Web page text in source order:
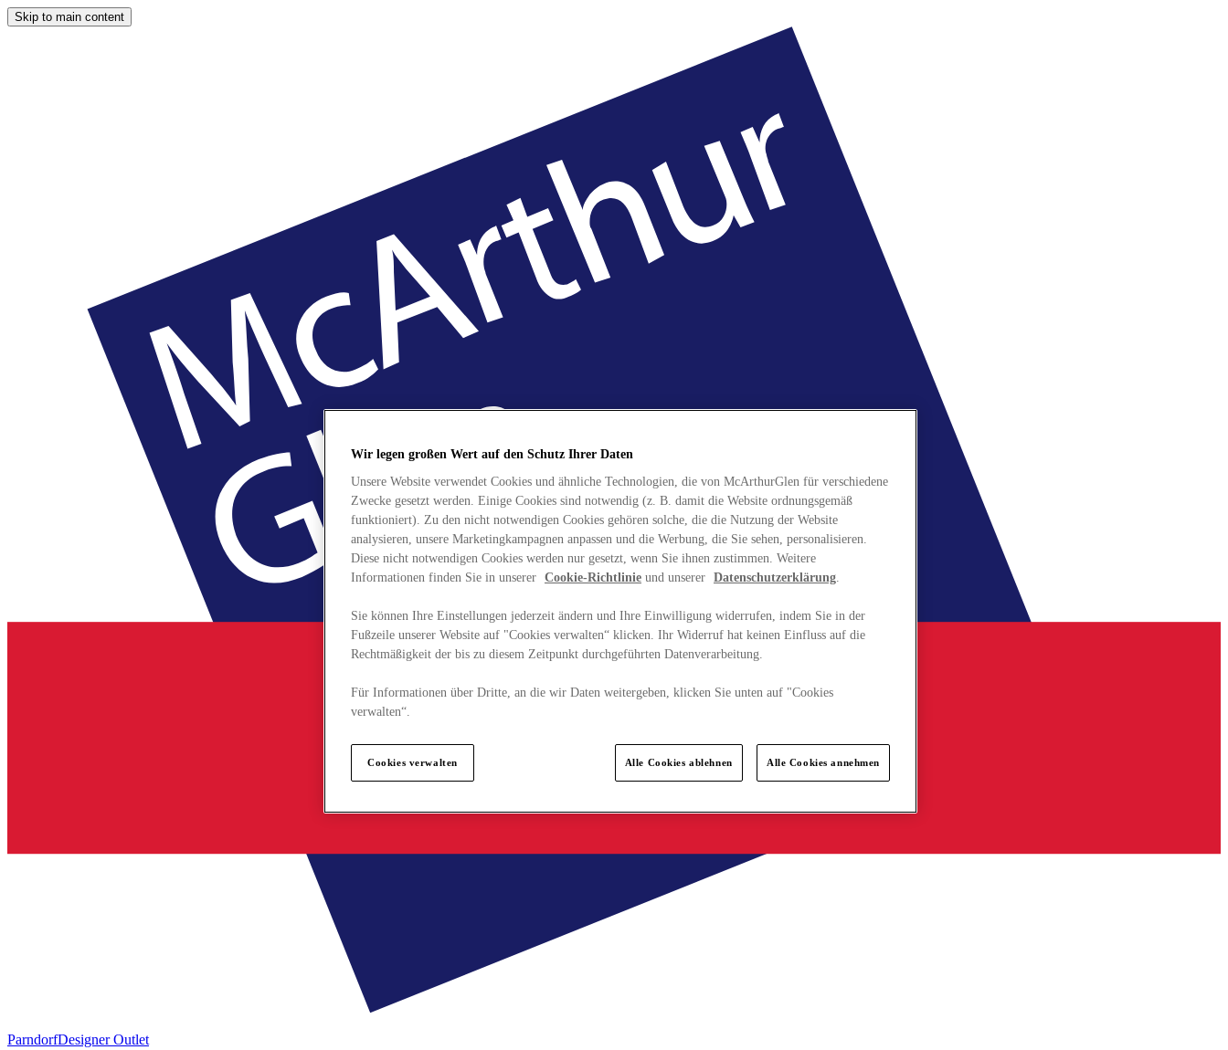
Skip to main content
ParndorfDesigner Outlet
Wir legen großen Wert auf den Schutz Ihrer Daten
Unsere Website verwendet Cookies und ähnliche Technologien, die von McArthurGlen für verschiedene
Zwecke gesetzt werden. Einige Cookies sind notwendig (z. B. damit die Website ordnungsgemäß
funktioniert). Zu den nicht notwendigen Cookies gehören solche, die die Nutzung der Website
analysieren, unsere Marketingkampagnen anpassen und die Werbung, die Sie sehen, personalisieren.
Diese nicht notwendigen Cookies werden nur gesetzt, wenn Sie ihnen zustimmen. Weitere
Informationen finden Sie in unserer Cookie-Richtlinie und unserer Datenschutzerklärung.
Sie können Ihre Einstellungen jederzeit ändern und Ihre Einwilligung widerrufen, indem Sie in der
Fußzeile unserer Website auf "Cookies verwalten“ klicken. Ihr Widerruf hat keinen Einfluss auf die
Rechtmäßigkeit der bis zu diesem Zeitpunkt durchgeführten Datenverarbeitung.
Für Informationen über Dritte, an die wir Daten weitergeben, klicken Sie unten auf "Cookies
verwalten“.
Cookies verwalten Alle Cookies ablehnen Alle Cookies annehmen